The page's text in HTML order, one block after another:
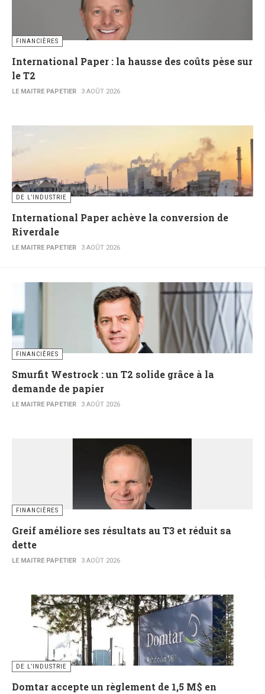
FINANCIÈRES
International Paper : la hausse des coûts pèse sur
le T2
LE MAITRE PAPETIER 3 AOÛT 2026
DE L’INDUSTRIE
International Paper achève la conversion de
Riverdale
LE MAITRE PAPETIER 3 AOÛT 2026
FINANCIÈRES
Smurfit Westrock : un T2 solide grâce à la
demande de papier
LE MAITRE PAPETIER 3 AOÛT 2026
FINANCIÈRES
Greif améliore ses résultats au T3 et réduit sa
dette
LE MAITRE PAPETIER 3 AOÛT 2026
DE L’INDUSTRIE
Domtar accepte un règlement de 1,5 M$ en